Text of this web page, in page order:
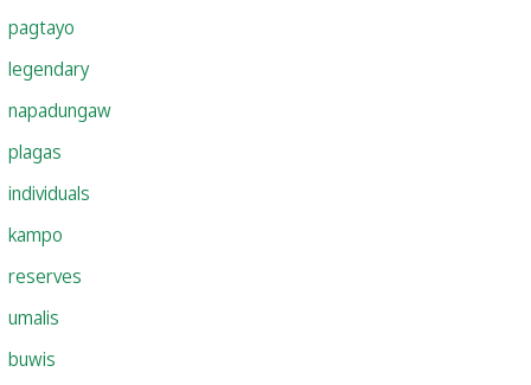
pagtayo
legendary
napadungaw
plagas
individuals
kampo
reserves
umalis
buwis